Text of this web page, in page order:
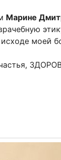
Марине
моей